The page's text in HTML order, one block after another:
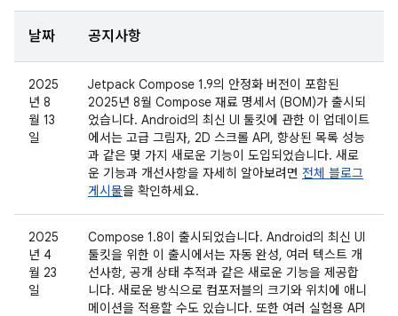
날짜 공지사항
2025
년 8
월 13
일
Jetpack Compose 1.9의 안정화 버전이 포함된
2025년 8월 Compose 재료 명세서 (BOM)가 출시되
었습니다. Android의 최신 UI 툴킷에 관한 이 업데이트
에서는 고급 그림자, 2D 스크롤 API, 향상된 목록 성능
과 같은 몇 가지 새로운 기능이 도입되었습니다. 새로
운 기능과 개선사항을 자세히 알아보려면 전체 블로그
게시물을 확인하세요.
2025
년 4
월 23
일
Compose 1.8이 출시되었습니다. Android의 최신 UI
툴킷을 위한 이 출시에서는 자동 완성, 여러 텍스트 개
선사항, 공개 상태 추적과 같은 새로운 기능을 제공합
니다. 새로운 방식으로 컴포저블의 크기와 위치에 애니
메이션을 적용할 수도 있습니다. 또한 여러 실험용 API